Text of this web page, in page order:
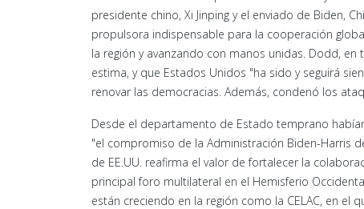
presidente chino, Xi Jinping y el enviado de Biden,
propulsora indispensable para la cooperación
la región y avanzando con manos unidas. Dodd,
estima, y que Estados Unidos "ha sido y seguirá
renovar las democracias. Además, condenó los
Desde el departamento de Estado temprano
"el compromiso de la Administración Biden-Harris
de EE.UU. reafirma el valor de fortalecer la
principal foro multilateral en el Hemisferio
están creciendo en la región como la CELAC, en el